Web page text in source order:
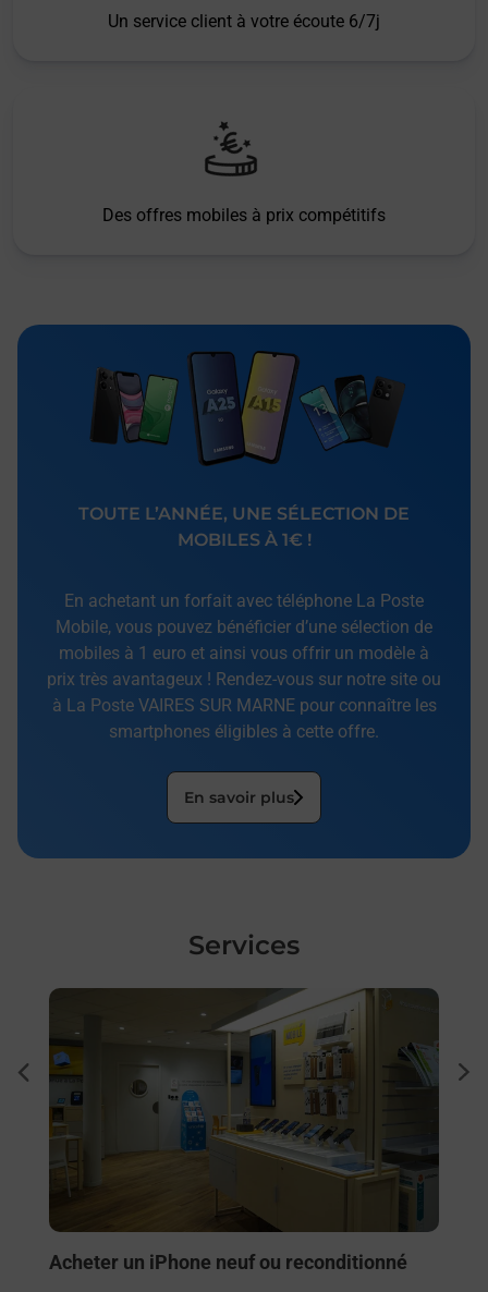
Un service client à votre écoute 6/7j
Des offres mobiles à prix compétitifs
TOUTE L’ANNÉE, UNE SÉLECTION DE
MOBILES À 1€ !
En achetant un forfait avec téléphone La Poste
Mobile, vous pouvez bénéficier d’une sélection de
mobiles à 1 euro et ainsi vous offrir un modèle à
prix très avantageux ! Rendez-vous sur notre site ou
à La Poste VAIRES SUR MARNE pour connaître les
smartphones éligibles à cette offre.
En savoir plus
Services
En savoir plus
Acheter un iPhone neuf ou reconditionné